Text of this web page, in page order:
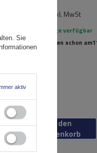
inkl. MwSt
Große Menge verfügbar
Wir versenden schon am
In den
Warenkorb
Sie
aktiv